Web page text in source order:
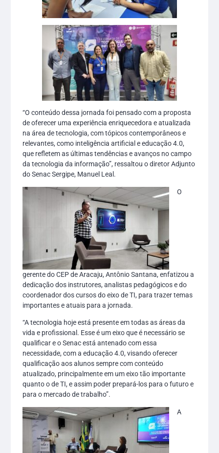
“O conteúdo dessa jornada foi pensado com a proposta
de oferecer uma experiência enriquecedora e atualizada
na área de tecnologia, com tópicos contemporâneos e
relevantes, como inteligência artificial e educação 4.0,
que refletem as últimas tendências e avanços no campo
da tecnologia da informação”, ressaltou o diretor Adjunto
do Senac Sergipe, Manuel Leal.
O
gerente do CEP de Aracaju, Antônio Santana, enfatizou a
dedicação dos instrutores, analistas pedagógicos e do
coordenador dos cursos do eixo de TI, para trazer temas
importantes e atuais para a jornada.
“A tecnologia hoje está presente em todas as áreas da
vida e profissional. Esse é um eixo que é necessário se
qualificar e o Senac está antenado com essa
necessidade, com a educação 4.0, visando oferecer
qualificação aos alunos sempre com conteúdo
atualizado, principalmente em um eixo tão importante
quanto o de TI, e assim poder prepará-los para o futuro e
para o mercado de trabalho”.
A